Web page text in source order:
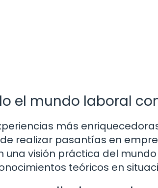
el mundo laboral
más
realizar pasantías en
una visión práctica del
teóricos en